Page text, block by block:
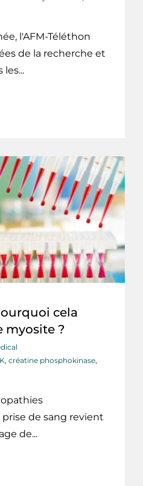
l'AFM-Téléthon
de la recherche et
les...
cela
myosite ?
, créatine phosphokinase,
de sang revient
de...